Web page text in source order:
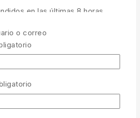
en las últimas 8 horas
extremadamente ligero y rotor
o correo